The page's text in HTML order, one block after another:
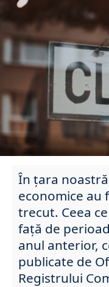
În țara
economice au
trecut. Ceea
față de
anul anterior,
publicate de
Registrului